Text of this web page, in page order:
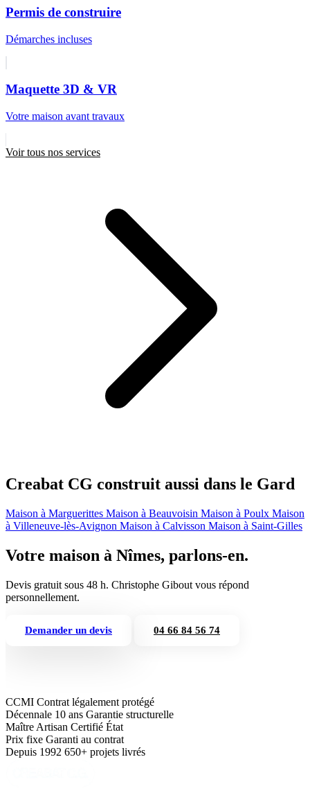
Permis de construire
Démarches incluses
Maquette 3D & VR
Votre maison avant travaux
Voir tous nos services
Creabat CG construit aussi dans le Gard
Maison à Marguerittes Maison à Beauvoisin Maison à Poulx Maison
à Villeneuve-lès-Avignon Maison à Calvisson Maison à Saint-Gilles
Votre maison à Nîmes, parlons-en.
Devis gratuit sous 48 h. Christophe Gibout vous répond
personnellement.
Demander un devis 04 66 84 56 74
CCMI Contrat légalement protégé
Décennale 10 ans Garantie structurelle
Maître Artisan Certifié État
Prix fixe Garanti au contrat
Depuis 1992 650+ projets livrés